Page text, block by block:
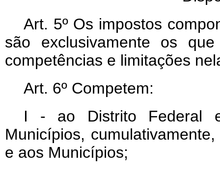
Art. 5º Os impostos
são exclusivamente os
competências e limitações
Art. 6º Competem:
I - ao Distrito Federal
Municípios,
e aos Municípios;